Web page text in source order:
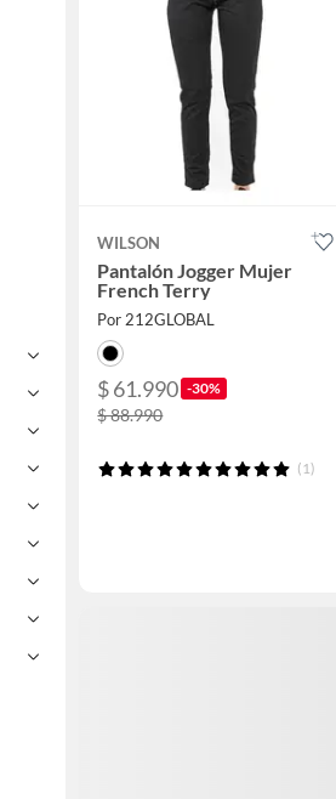
WILSON
Pantalón Jogger Mujer
French Terry
Por 212GLOBAL
$ 61.990 -30%
$ 88.990
(1)